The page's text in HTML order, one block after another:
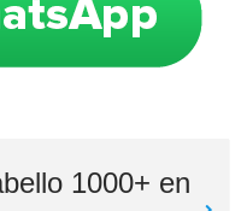
1000+ en